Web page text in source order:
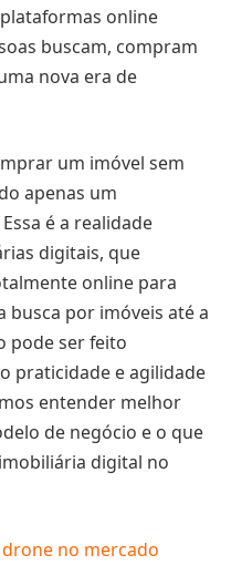
online
buscam, compram
nova era de
um imóvel sem
apenas um
é a realidade
digitais, que
online para
busca por imóveis até a
pode ser feito
praticidade e agilidade
entender melhor
de negócio e o que
digital no
no mercado